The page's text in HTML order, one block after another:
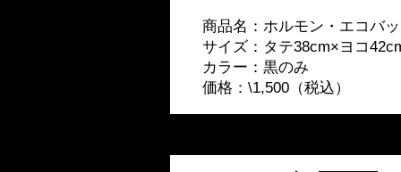
商品名： ホルモン・エコバ
サイズ：タテ38cm×ヨコ
カラー：黒のみ
価格：\1,500（税込）